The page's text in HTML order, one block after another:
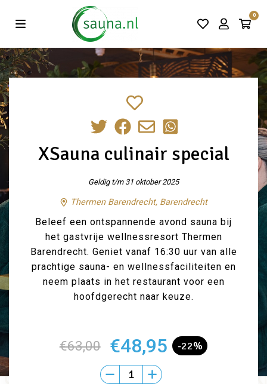
0
Vind de beste acties in één klik!
XSauna culinair special
Geldig t/m 31 oktober 2025
Thermen Barendrecht, Barendrecht
Beleef een ontspannende avond sauna bij
het gastvrije wellnessresort Thermen
Barendrecht. Geniet vanaf 16:30 uur van alle
prachtige sauna- en wellnessfaciliteiten en
neem plaats in het restaurant voor een
hoofdgerecht naar keuze.
€63,00 €48,95 -22%